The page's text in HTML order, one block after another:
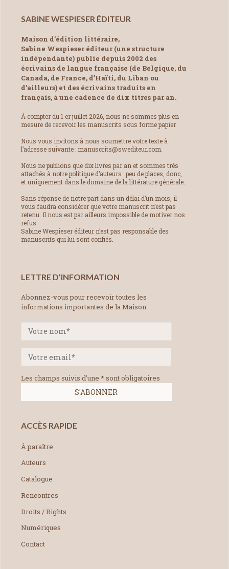
SABINE WESPIESER ÉDITEUR
Maison d’édition littéraire,
Sabine Wespieser éditeur (une structure
indépendante) publie depuis 2002 des
écrivains de langue française (de Belgique, du
Canada, de France, d’Haïti, du Liban ou
d’ailleurs) et des écrivains traduits en
français, à une cadence de dix titres par an.
À compter du 1 er juillet 2026, nous ne sommes plus en
mesure de recevoir les manuscrits sous forme papier.
Nous vous invitons à nous soumettre votre texte à
l’adresse suivante : manuscrits@swediteur.com.
Nous ne publions que dix livres par an et sommes très
attachés à notre politique d’auteurs : peu de places, donc,
et uniquement dans le domaine de la littérature générale.
Sans réponse de notre part dans un délai d’un mois, il
vous faudra considérer que votre manuscrit n’est pas
retenu. Il nous est par ailleurs impossible de motiver nos
refus.
Sabine Wespieser éditeur n’est pas responsable des
manuscrits qui lui sont confiés.
LETTRE D’INFORMATION
Abonnez-vous pour recevoir toutes les
informations importantes de la Maison.
Les champs suivis d'une * sont obligatoires
ACCÈS RAPIDE
À paraître
Auteurs
Catalogue
Rencontres
Droits / Rights
Numériques
Contact